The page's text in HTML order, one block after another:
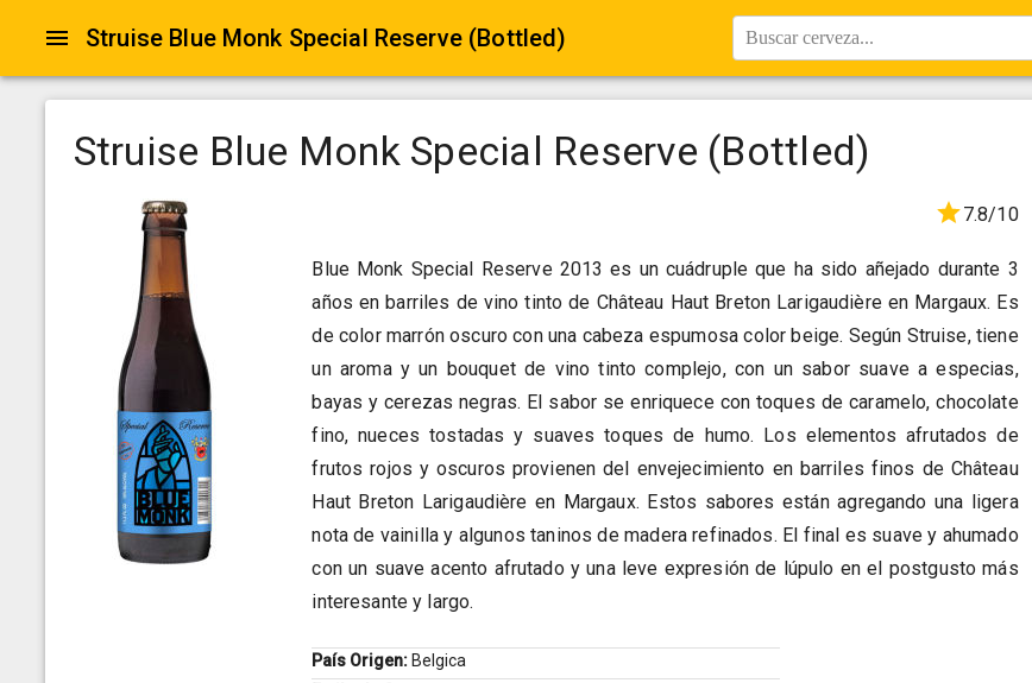
Struise Blue Monk Special Reserve (Bottled) Buscar cerveza...
Struise Blue Monk Special Reserve (Bottled)
7.8/10
Blue Monk Special Reserve 2013 es un cuádruple que ha sido añejado durante 3
años en barriles de vino tinto de Château Haut Breton Larigaudière en Margaux. Es
de color marrón oscuro con una cabeza espumosa color beige. Según Struise, tiene
un aroma y un bouquet de vino tinto complejo, con un sabor suave a especias,
bayas y cerezas negras. El sabor se enriquece con toques de caramelo, chocolate
fino, nueces tostadas y suaves toques de humo. Los elementos afrutados de
frutos rojos y oscuros provienen del envejecimiento en barriles finos de Château
Haut Breton Larigaudière en Margaux. Estos sabores están agregando una ligera
nota de vainilla y algunos taninos de madera refinados. El final es suave y ahumado
con un suave acento afrutado y una leve expresión de lúpulo en el postgusto más
interesante y largo.
País Origen: Belgica